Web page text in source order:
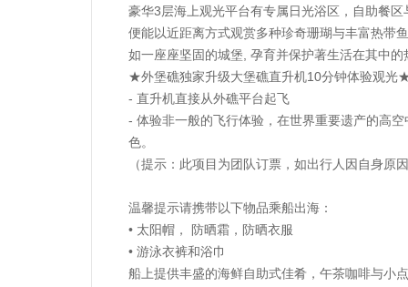
豪华3层海上观光平台有专属日光浴区，自助餐
便能以近距离方式观赏多种珍奇珊瑚与丰富热带
如一座座坚固的城堡, 孕育并保护著生活在其中的
★外堡礁独家升级大堡礁直升机10分钟体验观光
- 直升机直接从外礁平台起飞
- 体验非一般的飞行体验，在世界重要遗产的高
色。
（提示：此项目为团队订票，如出行人因自身
温馨提示请携带以下物品乘船出海：
• 太阳帽， 防晒霜，防晒衣服
• 游泳衣裤和浴巾
船上提供丰盛的海鲜自助式佳肴，午茶咖啡与小